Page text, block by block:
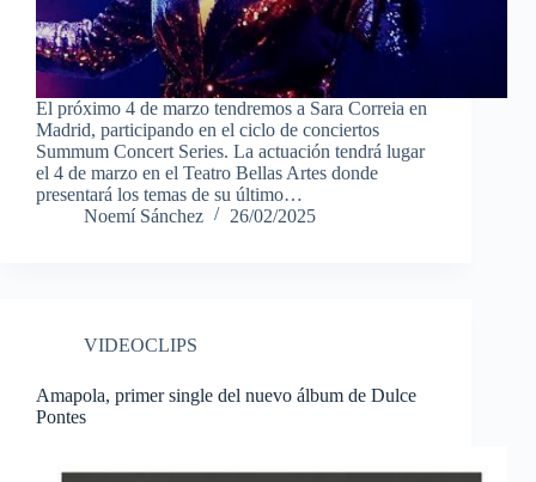
El próximo 4 de marzo tendremos a Sara Correia en
Madrid, participando en el ciclo de conciertos
Summum Concert Series. La actuación tendrá lugar
el 4 de marzo en el Teatro Bellas Artes donde
presentará los temas de su último…
Noemí Sánchez
26/02/2025
VIDEOCLIPS
Amapola, primer single del nuevo álbum de Dulce
Pontes